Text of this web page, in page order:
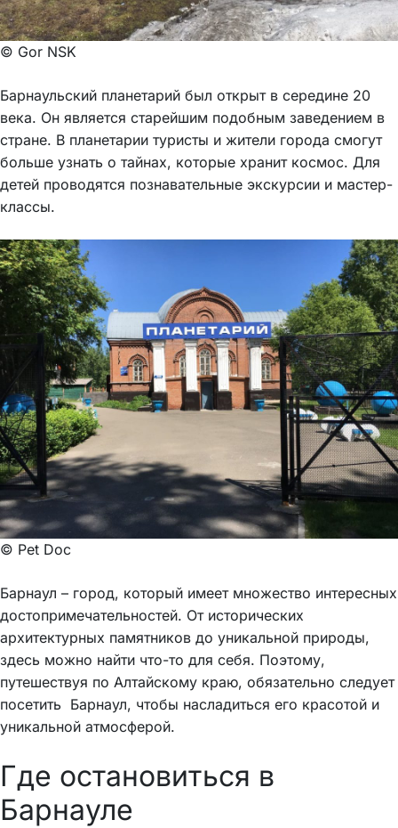
© Gor NSK
Барнаульский планетарий был открыт в середине 20
века. Он является старейшим подобным заведением в
стране. В планетарии туристы и жители города смогут
больше узнать о тайнах, которые хранит космос. Для
детей проводятся познавательные экскурсии и мастер-
классы.
© Pet Doc
Барнаул – город, который имеет множество интересных
достопримечательностей. От исторических
архитектурных памятников до уникальной природы,
здесь можно найти что-то для себя. Поэтому,
путешествуя по Алтайскому краю, обязательно следует
посетить Барнаул, чтобы насладиться его красотой и
уникальной атмосферой.
Где остановиться в
Барнауле